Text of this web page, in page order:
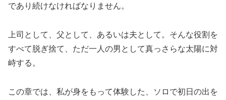
であり続けなければなりません。
上司として、父として、あるいは夫として。そんな役割を
すべて脱ぎ捨て、ただ一人の男として真っさらな太陽に対
峙する。
この章では、私が身をもって体験した、ソロで初日の出を